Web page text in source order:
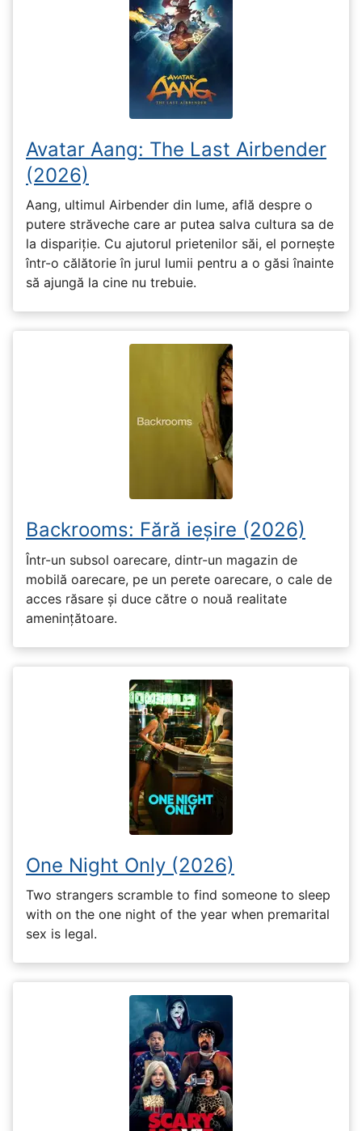
Avatar Aang: The Last Airbender
(2026)
Aang, ultimul Airbender din lume, află despre o
putere străveche care ar putea salva cultura sa de
la dispariție. Cu ajutorul prietenilor săi, el pornește
într-o călătorie în jurul lumii pentru a o găsi înainte
să ajungă la cine nu trebuie.
Backrooms: Fără ieșire (2026)
Într-un subsol oarecare, dintr-un magazin de
mobilă oarecare, pe un perete oarecare, o cale de
acces răsare și duce către o nouă realitate
amenințătoare.
One Night Only (2026)
Two strangers scramble to find someone to sleep
with on the one night of the year when premarital
sex is legal.